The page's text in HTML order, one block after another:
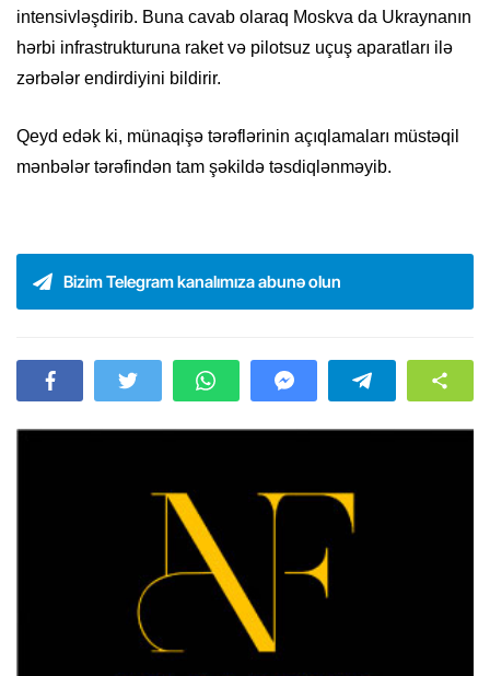
intensivləşdirib. Buna cavab olaraq Moskva da Ukraynanın
hərbi infrastrukturuna raket və pilotsuz uçuş aparatları ilə
zərbələr endirdiyini bildirir.
Qeyd edək ki, münaqişə tərəflərinin açıqlamaları müstəqil
mənbələr tərəfindən tam şəkildə təsdiqlənməyib.
Bizim Telegram kanalımıza abunə olun